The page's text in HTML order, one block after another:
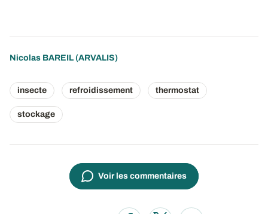
Nicolas BAREIL (ARVALIS)
insecte refroidissement thermostat
stockage
Voir les commentaires